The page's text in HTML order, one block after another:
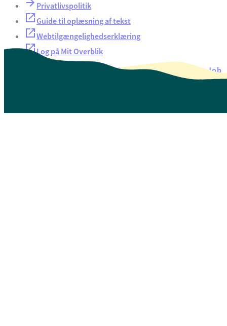
Privatlivspolitik
Guide til oplæsning af tekst
Webtilgængelighedserklæring
Log på Mit Overblik
Oversigt over selvbetjeningJob